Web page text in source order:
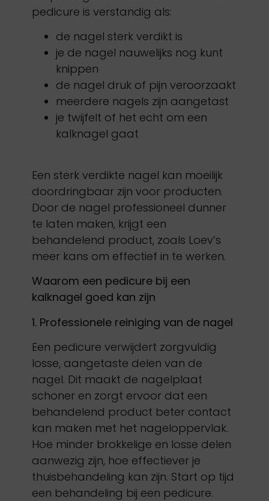
pedicure is verstandig als:
de nagel sterk verdikt is
je de nagel nauwelijks nog kunt
knippen
de nagel druk of pijn veroorzaakt
meerdere nagels zijn aangetast
je twijfelt of het echt om een
kalknagel gaat
Een sterk verdikte nagel kan moeilijk
doordringbaar zijn voor producten.
Door de nagel professioneel dunner
te laten maken, krijgt een
behandelend product, zoals Loev’s
meer kans om effectief in te werken.
Waarom een pedicure bij een
kalknagel goed kan zijn
1. Professionele reiniging van de nagel
Een pedicure verwijdert zorgvuldig
losse, aangetaste delen van de
nagel. Dit maakt de nagelplaat
schoner en zorgt ervoor dat een
behandelend product beter contact
kan maken met het nageloppervlak.
Hoe minder brokkelige en losse delen
aanwezig zijn, hoe effectiever je
thuisbehandeling kan zijn. Start op tijd
een behandeling bij een pedicure.